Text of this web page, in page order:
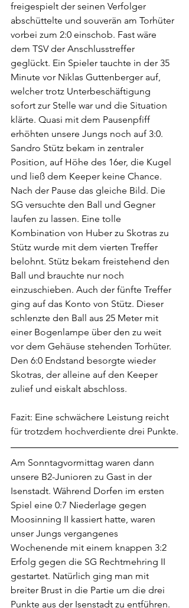
freigespielt der seinen Verfolger
abschüttelte und souverän am Torhüter
vorbei zum 2:0 einschob. Fast wäre
dem TSV der Anschlusstreffer
geglückt. Ein Spieler tauchte in der 35
Minute vor Niklas Guttenberger auf,
welcher trotz Unterbeschäftigung
sofort zur Stelle war und die Situation
klärte. Quasi mit dem Pausenpfiff
erhöhten unsere Jungs noch auf 3:0.
Sandro Stütz bekam in zentraler
Position, auf Höhe des 16er, die Kugel
und ließ dem Keeper keine Chance.
Nach der Pause das gleiche Bild. Die
SG versuchte den Ball und Gegner
laufen zu lassen. Eine tolle
Kombination von Huber zu Skotras zu
Stütz wurde mit dem vierten Treffer
belohnt. Stütz bekam freistehend den
Ball und brauchte nur noch
einzuschieben. Auch der fünfte Treffer
ging auf das Konto von Stütz. Dieser
schlenzte den Ball aus 25 Meter mit
einer Bogenlampe über den zu weit
vor dem Gehäuse stehenden Torhüter.
Den 6:0 Endstand besorgte wieder
Skotras, der alleine auf den Keeper
zulief und eiskalt abschloss.
Fazit: Eine schwächere Leistung reicht
für trotzdem hochverdiente drei Punkte.
Am Sonntagvormittag waren dann
unsere B2-Junioren zu Gast in der
Isenstadt. Während Dorfen im ersten
Spiel eine 0:7 Niederlage gegen
Moosinning II kassiert hatte, waren
unser Jungs vergangenes
Wochenende mit einem knappen 3:2
Erfolg gegen die SG Rechtmehring II
gestartet. Natürlich ging man mit
breiter Brust in die Partie um die drei
Punkte aus der Isenstadt zu entführen.